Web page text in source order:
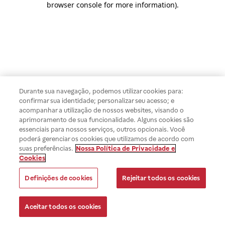
browser console for more information).
Durante sua navegação, podemos utilizar cookies para:
confirmar sua identidade; personalizar seu acesso; e
acompanhar a utilização de nossos websites, visando o
aprimoramento de sua funcionalidade. Alguns cookies são
essenciais para nossos serviços, outros opcionais. Você
poderá gerenciar os cookies que utilizamos de acordo com
suas preferências. Nossa Política de Privacidade e
Cookies
Definições de cookies Rejeitar todos os cookies
Aceitar todos os cookies